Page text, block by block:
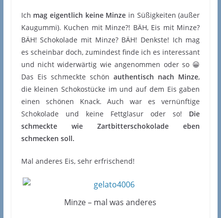
Ich mag eigentlich keine Minze in Süßigkeiten (außer
Kaugummi). Kuchen mit Minze?! BÄH, Eis mit Minze?
BÄH! Schokolade mit Minze? BÄH! Denkste! Ich mag
es scheinbar doch, zumindest finde ich es interessant
und nicht widerwärtig wie angenommen oder so 😀
Das Eis schmeckte schönauthentisch nach Minze,
die kleinen Schokostücke im und auf dem Eis gaben
einen schönen Knack. Auch war es vernünftige
Schokolade und keine Fettglasur oder so! Die
schmeckte wie Zartbitterschokolade eben
schmecken soll.
Mal anderes Eis, sehr erfrischend!
Minze – mal was anderes